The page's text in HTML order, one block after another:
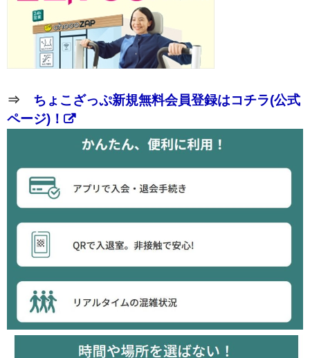
⇒ ちょこざっぷ新規無料会員登録はコチラ(公式
ページ)！